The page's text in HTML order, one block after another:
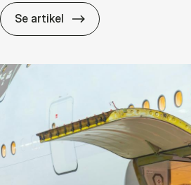
Se artikel Når virk­som­he­der